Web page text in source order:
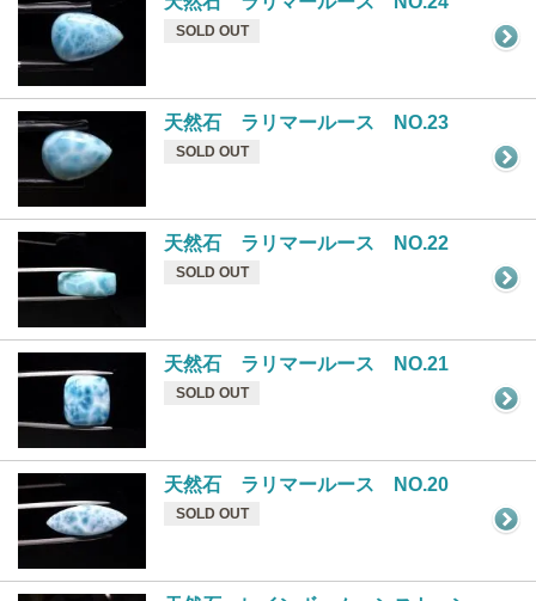
SOLD OUT
天然石 ラリマールース NO.23
SOLD OUT
天然石 ラリマールース NO.22
SOLD OUT
天然石 ラリマールース NO.21
SOLD OUT
天然石 ラリマールース NO.20
SOLD OUT